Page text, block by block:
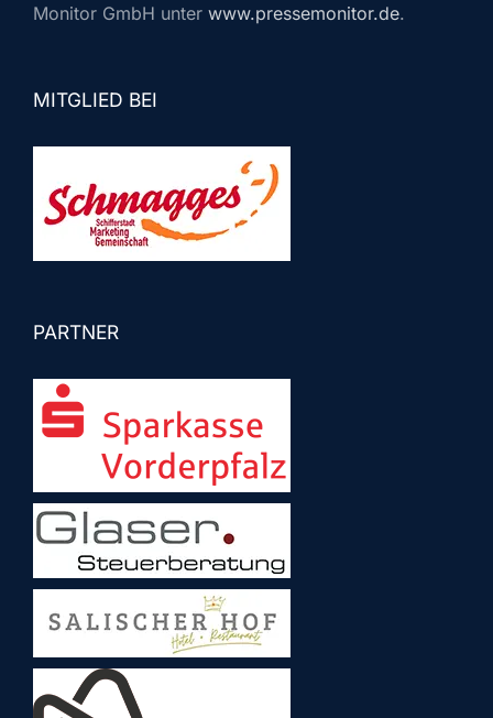
Monitor GmbH unter www.pressemonitor.de.
MITGLIED BEI
PARTNER